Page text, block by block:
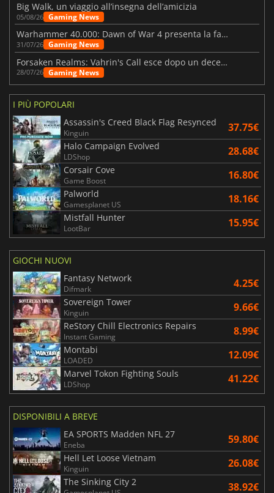
Big Walk, un viaggio all’insegna dell’amicizia
05/08/26 Gaming News
Warhammer 40.000: Dawn of War 4 presenta la fazione dei Necron
31/07/26 Gaming News
Forsaken Realms: Vahrin's Call esce dopo un decennio di sviluppo
28/07/26 Gaming News
I PIÙ POPOLARI
Assassin's Creed Black Flag Resynced
Kinguin 37.75€
Halo Campaign Evolved
LDShop 28.68€
Corsair Cove
Game Boost 16.80€
Palworld
Gamesplanet US 18.16€
Mistfall Hunter
LootBar 15.95€
GIOCHI NUOVI
Fantasy Network
Difmark 4.25€
Sovereign Tower
Kinguin 9.66€
ReStory Chill Electronics Repairs
Instant Gaming 8.99€
Montabi
LOADED 12.09€
Marvel Tokon Fighting Souls
LDShop 41.22€
DISPONIBILI A BREVE
EA SPORTS Madden NFL 27
Eneba 59.80€
Hell Let Loose Vietnam
Kinguin 26.08€
The Sinking City 2 38.92€